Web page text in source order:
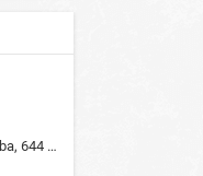
149 új BG lap került be az adatbázisba, 644 db meglévő BG lap módosult, bekerültek az új képek a megváltozott lapokhoz is.